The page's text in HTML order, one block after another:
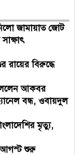
জামায়াত জোট
রায়ের বিরুদ্ধে
আকবর
বন্ধ, ওবায়দুল
মৃত্যু,
আগস্ট শুরু